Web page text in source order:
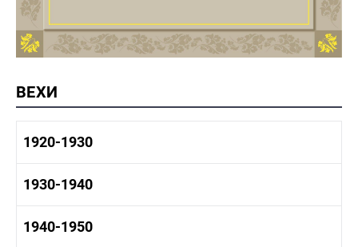
ВЕХИ
1920-1930
1920-1930 история
1920-1930 культура
1930-1940
1930-1940 история
1940-1950